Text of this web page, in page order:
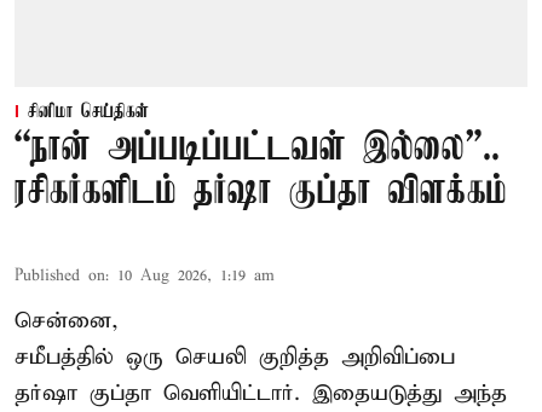
சினிமா செய்திகள்
“நான் அப்படிப்பட்டவள் இல்லை”..
ரசிகர்களிடம் தர்ஷா குப்தா விளக்கம்
Published on: 10 Aug 2026, 1:19 am
சென்னை,
சமீபத்தில் ஒரு செயலி குறித்த அறிவிப்பை
தர்ஷா குப்தா வெளியிட்டார். இதையடுத்து அந்த